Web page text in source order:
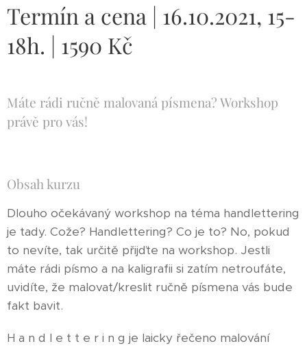
Termín a cena | 16.10.2021, 15-
18h. | 1590 Kč
Máte rádi ručně malovaná písmena? Workshop
právě pro vás!
Obsah kurzu
Dlouho očekávaný workshop na téma handlettering
je tady. Cože? Handlettering? Co je to? No, pokud
to nevíte, tak určitě přijďte na workshop. Jestli
máte rádi písmo a na kaligrafii si zatím netroufáte,
uvidíte, že malovat/kreslit ručně písmena vás bude
fakt bavit.
H a n d l e t t e r i n g je laicky řečeno malování